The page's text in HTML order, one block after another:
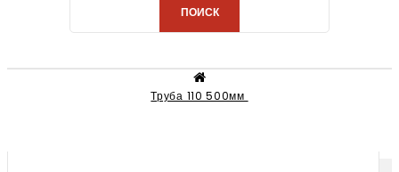
ПОИСК
Труба 110 500мм